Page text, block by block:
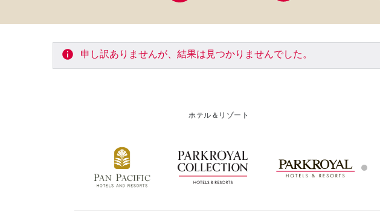
睡眠
お食事 + お飲み物
お祝い＋会議
パン パシフィック ディスカバリ
申し訳ありませんが、結果は見つかりませんでした。
ホテル＆リゾート